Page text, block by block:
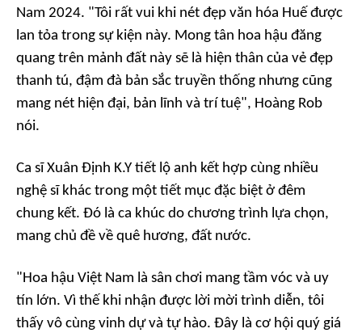
Nam 2024. "Tôi rất vui khi nét đẹp văn hóa Huế được
lan tỏa trong sự kiện này. Mong tân hoa hậu đăng
quang trên mảnh đất này sẽ là hiện thân của vẻ đẹp
thanh tú, đậm đà bản sắc truyền thống nhưng cũng
mang nét hiện đại, bản lĩnh và trí tuệ", Hoàng Rob
nói.
Ca sĩ Xuân Định K.Y tiết lộ anh kết hợp cùng nhiều
nghệ sĩ khác trong một tiết mục đặc biệt ở đêm
chung kết. Đó là ca khúc do chương trình lựa chọn,
mang chủ đề về quê hương, đất nước.
"Hoa hậu Việt Nam là sân chơi mang tầm vóc và uy
tín lớn. Vì thế khi nhận được lời mời trình diễn, tôi
thấy vô cùng vinh dự và tự hào. Đây là cơ hội quý giá